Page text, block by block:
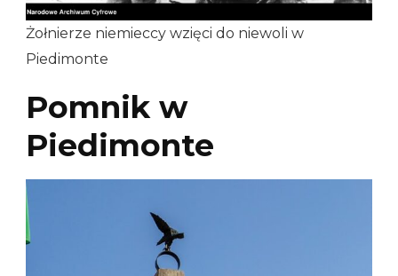
Żołnierze niemieccy wzięci do niewoli w
Piedimonte
Pomnik w
Piedimonte